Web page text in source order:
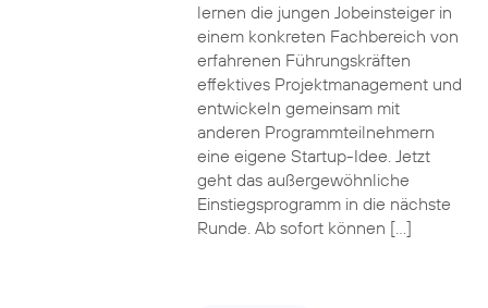
lernen die jungen Jobeinsteiger in
einem konkreten Fachbereich von
erfahrenen Führungskräften
effektives Projektmanagement und
entwickeln gemeinsam mit
anderen Programmteilnehmern
eine eigene Startup-Idee. Jetzt
geht das außergewöhnliche
Einstiegsprogramm in die nächste
Runde. Ab sofort können […]